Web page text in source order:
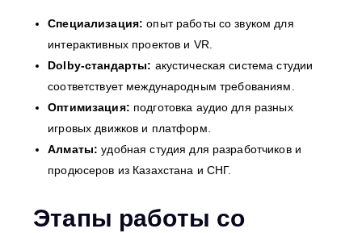
Специализация: опыт работы со звуком для
интерактивных проектов и VR.
Dolby-стандарты: акустическая система студии
соответствует международным требованиям.
Оптимизация: подготовка аудио для разных
игровых движков и платформ.
Алматы: удобная студия для разработчиков и
продюсеров из Казахстана и СНГ.
Этапы работы со